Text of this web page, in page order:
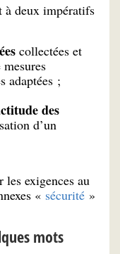
à deux impératifs
collectées et
adaptées ;
des
d’un
exigences au
« sécurité »
mots